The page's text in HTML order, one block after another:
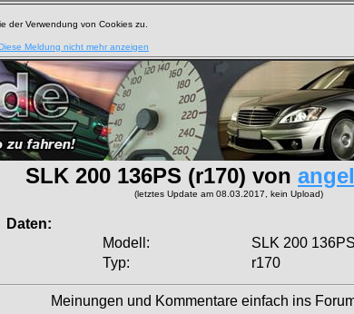
der Verwendung von Cookies zu.
Meldung nicht mehr anzeigen
SLK 200 136PS (r170) von
(letztes Update am 08.03.2017, kein Upload)
Modell:
SLK 200 136PS
Typ:
r170
Meinungen und Kommentare einfach ins